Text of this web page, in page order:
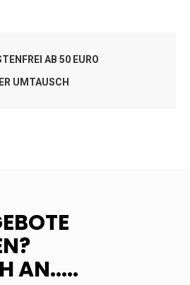
AB 50 EURO
UMTAUSCH
AN.....